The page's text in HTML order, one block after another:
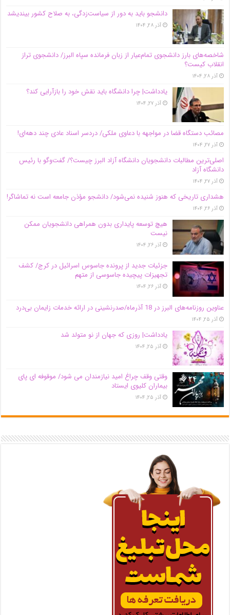
دانشجو باید به دور از سیاست‌زدگی، به صلاح کشور بیندیشد
آذر ۲۸, ۱۴۰۴
شاخصه‌های بارز دانشجوی تمام‌عیار از زبان فرمانده سپاه البرز/ دانشجوی تراز
انقلاب کیست؟
آذر ۲۸, ۱۴۰۴
یادداشت| چرا دانشگاه باید نقش خود را بازآرایی کند؟
آذر ۲۷, ۱۴۰۴
مصائب دستگاه قضا در مواجهه با دعاوی ملکی/ دردسر اسناد عادی چند‌ دهه‌ای!
آذر ۲۷, ۱۴۰۴
اصلی‌ترین مطالبات دانشجویان دانشگاه آزاد البرز چیست؟/ گفت‌وگو با رئیس
دانشگاه آز‌اد
آذر ۲۷, ۱۴۰۴
هشداری تاریخی که هنوز شنیده نمی‌شود/ دانشجو مؤذن جامعه است نه تماشاگر!
آذر ۲۶, ۱۴۰۴
هیچ توسعه پایداری بدون همراهی دانشجویان ممکن
نیست
آذر ۲۶, ۱۴۰۴
جزئیات جدید از پرونده جاسوس اسرائیل در کرج/‌ کشف
تجهیزات پیچیده جاسوسی از متهم
آذر ۲۶, ۱۴۰۴
عناوین روزنامه‌های البرز در ‌18 آذرماه/صدرنشینی در ارائه خدمات زایمان بی‌درد
آذر ۲۵, ۱۴۰۴
یادداشت| روزی که جهان از نو متولد شد
آذر ۲۵, ۱۴۰۴
وقتی وقف چراغ امید نیازمندان می شود/ موقوفه ای پای
بیماران کلیوی ایستاد
آذر ۲۵, ۱۴۰۴